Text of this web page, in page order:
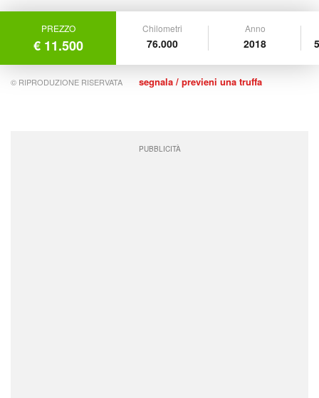
PREZZO
€ 11.500
Chilometri
76.000
Anno
2018
© RIPRODUZIONE RISERVATA segnala / previeni una truffa
PUBBLICITÀ